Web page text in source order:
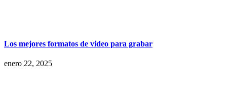
Los mejores formatos de video para grabar
enero 22, 2025